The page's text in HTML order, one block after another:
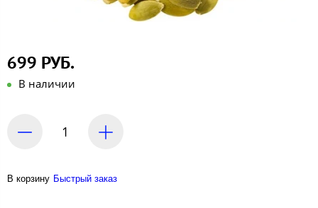
699 РУБ.
В наличии
В корзину Быстрый заказ